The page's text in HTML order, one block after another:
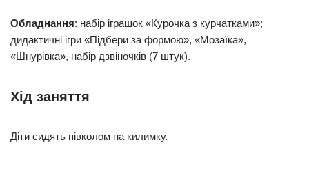
Обладнання: набір іграшок «Курочка з курчатками»;
дидактичні ігри «Підбери за формою», «Мозаїка»,
«Шнурівка», набір дзвіночків (7 штук).
Хід заняття
Діти сидять півколом на килимку.